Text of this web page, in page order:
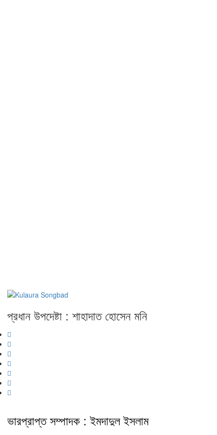
প্রধান উপদেষ্টা : শাহাদাত হোসেন মনি
ভারপ্রাপ্ত সম্পাদক : ইমদাদুল ইসলাম